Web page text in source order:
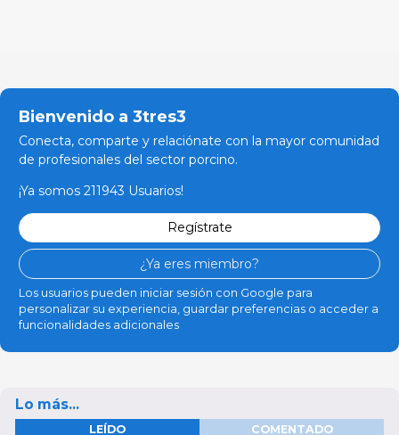
Bienvenido a 3tres3
Conecta, comparte y relaciónate con la mayor comunidad
de profesionales del sector porcino.
¡Ya somos 211943 Usuarios!
Regístrate
¿Ya eres miembro?
Los usuarios pueden iniciar sesión con Google para
personalizar su experiencia, guardar preferencias o acceder a
funcionalidades adicionales
Lo más...
LEÍDO COMENTADO